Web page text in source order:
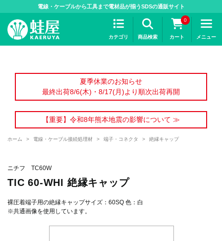
電線・ケーブルから工具まで電材品が揃うSDSの通販サイト
カテゴリ 商品検索
0
カート メニュー
夏季休業のお知らせ
最終出荷8/6(木)・8/17(月)より順次出荷再開
【重要】令和8年熊本地震の影響について ≫
ホーム > 電線・ケーブル接続処理材 > 端子・コネクタ > 絶縁キャップ
ニチフ TC60W
TIC 60-WHI 絶縁キャップ
裸圧着端子用の絶縁キャップサイズ：60SQ 色：白
※共通画像を使用しています。